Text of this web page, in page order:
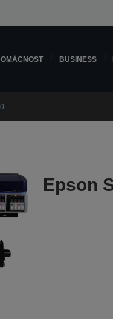
BUSINESS
Epson